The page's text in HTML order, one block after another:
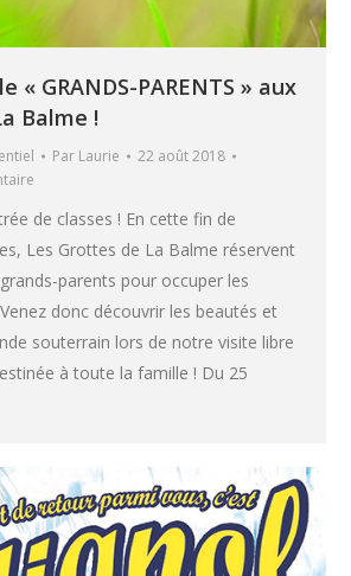
« GRANDS-PARENTS » aux
Balme !
Par Laurie
22 août 2018
de classes ! En cette fin de
Les Grottes de La Balme réservent
parents pour occuper les
donc découvrir les beautés et
souterrain lors de notre visite libre
à toute la famille ! Du 25